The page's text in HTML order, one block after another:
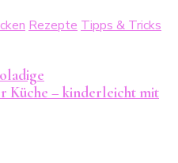
RezepteTipps & Tricks
Küche – kinderleicht mit